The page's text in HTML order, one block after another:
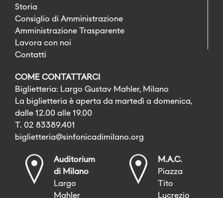
Storia
Consiglio di Amministrazione
Amministrazione Trasparente
Lavora con noi
Contatti
COME CONTATTARCI
Biglietteria: Largo Gustav Mahler, Milano
La biglietteria è aperta da martedì a domenica,
dalle 12.00 alle 19.00
T. 02 83389.401
biglietteria@sinfonicadimilano.org
Auditorium
di Milano
Largo
Mahler
M.A.C.
Piazza
Tito
Lucrezio